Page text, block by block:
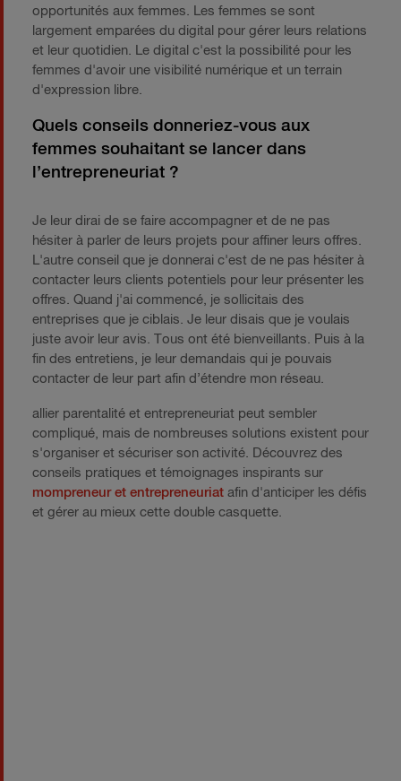
opportunités aux femmes. Les femmes se sont
largement emparées du digital pour gérer leurs relations
et leur quotidien. Le digital c'est la possibilité pour les
femmes d'avoir une visibilité numérique et un terrain
d'expression libre.
Quels conseils donneriez-vous aux
femmes souhaitant se lancer dans
l’entrepreneuriat ?
​Je leur dirai de se faire accompagner et de ne pas
hésiter à parler de leurs projets pour affiner leurs offres. ​
L'autre conseil que je donnerai c'est de ne pas hésiter à
contacter leurs clients potentiels pour leur présenter les
offres. Quand j'ai commencé, je sollicitais des
entreprises que je ciblais. Je leur disais que je voulais
juste avoir leur avis. Tous ont été bienveillants. Puis à la
fin des entretiens, je leur demandais qui je pouvais
contacter de leur part afin d’étendre mon réseau.
allier parentalité et entrepreneuriat peut sembler
compliqué, mais de nombreuses solutions existent pour
s'organiser et sécuriser son activité. Découvrez des
conseils pratiques et témoignages inspirants sur
mompreneur et entrepreneuriat afin d'anticiper les défis
et gérer au mieux cette double casquette.